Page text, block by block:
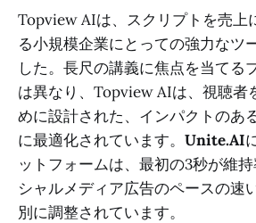
Topview AIは、スクリプトを売上
る小規模企業にとっての強力なツ
した。長尺の講義に焦点を当てる
は異なり、Topview AIは、視聴者
めに設計された、インパクトのあ
に最適化されています。 Unite.AI
ットフォームは、最初の3秒が維
シャルメディア広告のペースの速
別に調整されています。